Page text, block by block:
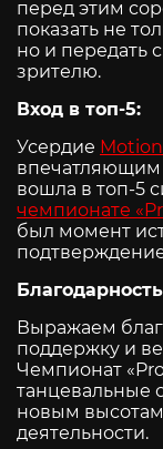
перед этим
показать не
но и передать
зрителю.
Вход в топ-5:
Усердие
впечатляющим
вошла в топ-5
чемпионате
был момент
Выражаем
поддержку и
Чемпионат
танцевальные
новым
деятельности.